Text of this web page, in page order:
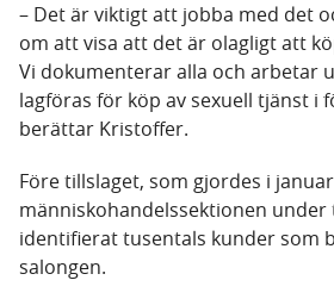
– Det är viktigt att jobba med det
om att visa att det är olagligt att
Vi dokumenterar alla och arbetar
lagföras för köp av sexuell tjänst i
berättar Kristoffer.
Före tillslaget, som gjordes i
människohandelssektionen
identifierat tusentals kunder som
salongen.